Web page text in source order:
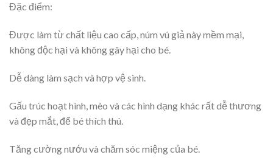
Đặc điểm:
Được làm từ chất liệu cao cấp, núm vú giả này mềm mại,
không độc hại và không gây hại cho bé.
Dễ dàng làm sạch và hợp vệ sinh.
Gấu trúc hoạt hình, mèo và các hình dạng khác rất dễ thương
và đẹp mắt, để bé thích thú.
Tăng cường nướu và chăm sóc miệng của bé.